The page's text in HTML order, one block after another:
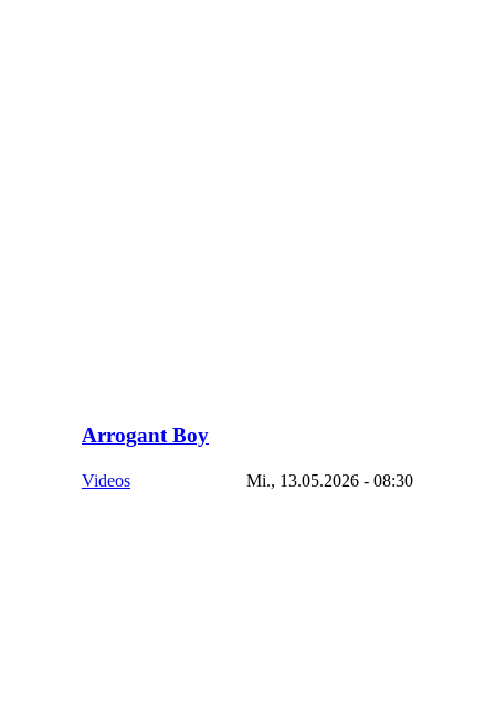
Arrogant Boy
Videos Mi., 13.05.2026 - 08:30